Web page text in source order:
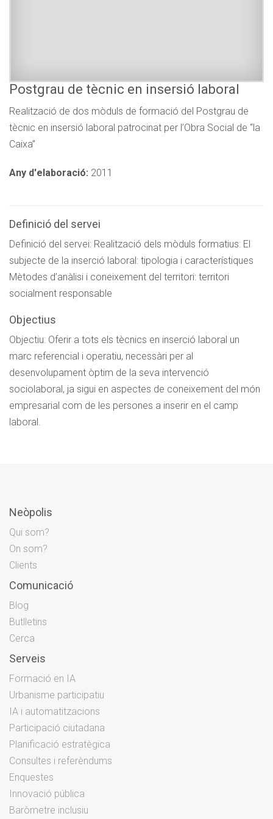
Postgrau de tècnic en insersió laboral
Realització de dos mòduls de formació del Postgrau de
tècnic en insersió laboral patrocinat per l’Obra Social de “la
Caixa”
Any d'elaboració: 2011
Definició del servei
Definició del servei: Realització dels mòduls formatius: El
subjecte de la inserció laboral: tipologia i característiques
Mètodes d’anàlisi i coneixement del territori: territori
socialment responsable
Objectius
Objectiu: Oferir a tots els tècnics en inserció laboral un
marc referencial i operatiu, necessàri per al
desenvolupament òptim de la seva intervenció
sociolaboral, ja sigui en aspectes de coneixement del món
empresarial com de les persones a inserir en el camp
laboral.
Neòpolis
Qui som?
On som?
Clients
Comunicació
Blog
Butlletins
Cerca
Serveis
Formació en IA
Urbanisme participatiu
IA i automatitzacions
Participació ciutadana
Planificació estratègica
Consultes i referèndums
Enquestes
Innovació pública
Baròmetre inclusiu